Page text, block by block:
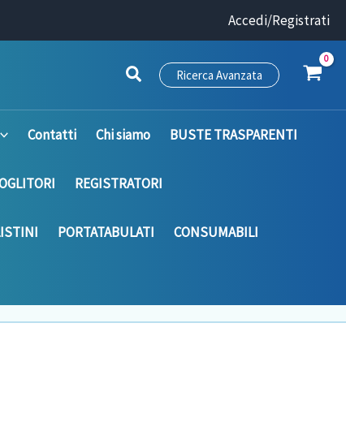
Accedi/Registrati
Ricerca Avanzata
Contatti Chi siamo BUSTE TRASPARENTI
REGISTRATORI
PORTATABULATI CONSUMABILI